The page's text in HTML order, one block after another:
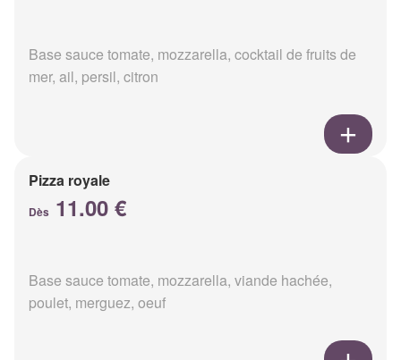
Base sauce tomate, mozzarella, cocktail de fruits de
mer, ail, persil, citron
Pizza royale
Dès 11.00 €
Base sauce tomate, mozzarella, viande hachée,
poulet, merguez, oeuf